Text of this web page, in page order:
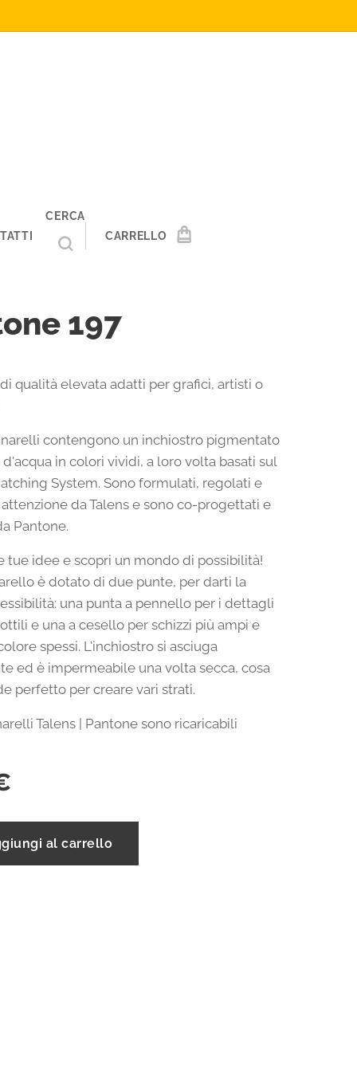
CERCA
CARRELLO
197
qualità elevata adatti per grafici, artisti o
contengono un inchiostro pigmentato
d'acqua in colori vividi, a loro volta basati sul
System. Sono formulati, regolati e
da Talens e sono co-progettati e
Pantone.
tue idee e scopri un mondo di possibilità!
è dotato di due punte, per darti la
una punta a pennello per i dettagli
e una a cesello per schizzi più ampi e
spessi. L'inchiostro si asciuga
ed è impermeabile una volta secca, cosa
perfetto per creare vari strati.
Talens | Pantone sono ricaricabili
al carrello